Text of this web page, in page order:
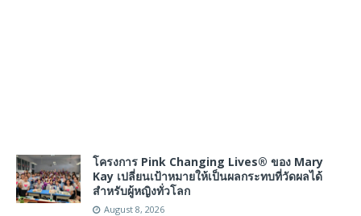
โครงการ Pink Changing Lives® ของ Mary
Kay เปลี่ยนเป้าหมายให้เป็นผลกระทบที่วัดผลได้
สำหรับผู้หญิงทั่วโลก
August 8, 2026